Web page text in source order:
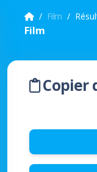
Film
Film
Copier